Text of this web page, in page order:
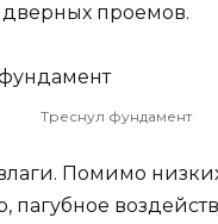
проемов.
Треснул фундамент
Помимо
пагубное